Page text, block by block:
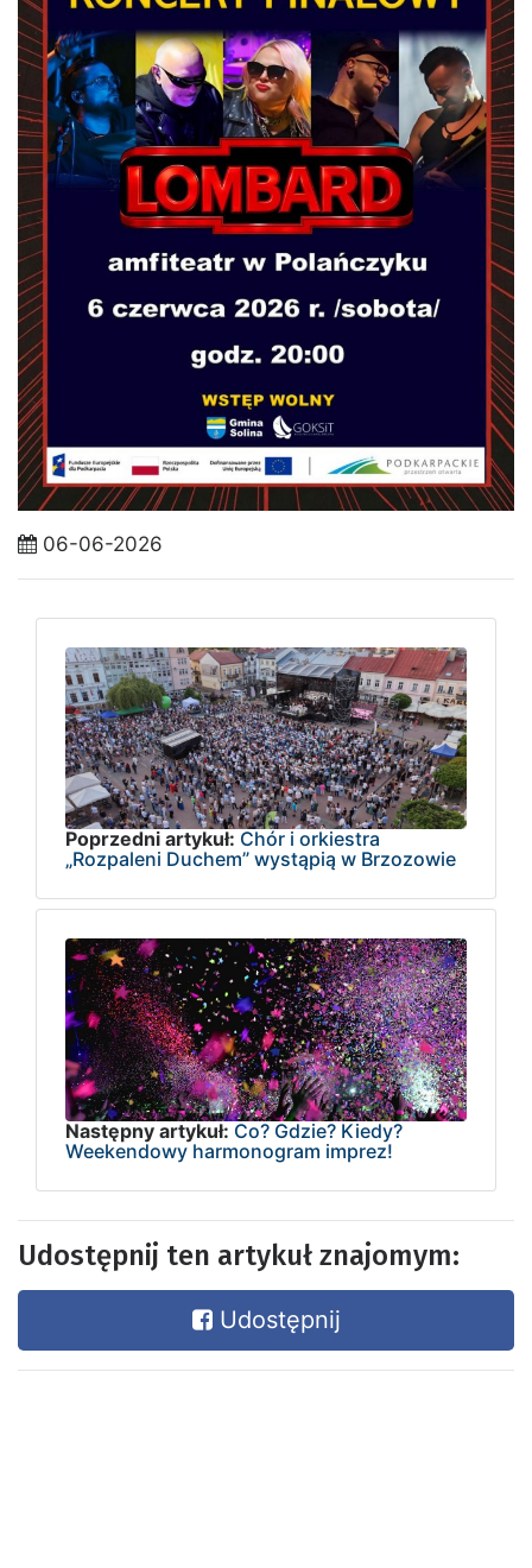
06-06-2026
Poprzedni artykuł: Chór i orkiestra
„Rozpaleni Duchem” wystąpią w Brzozowie
Następny artykuł: Co? Gdzie? Kiedy?
Weekendowy harmonogram imprez!
Udostępnij ten artykuł znajomym:
Udostępnij